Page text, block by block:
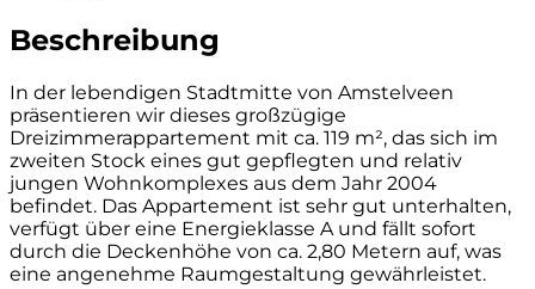
Beschreibung
In der lebendigen Stadtmitte von Amstelveen
präsentieren wir dieses großzügige
Dreizimmerappartement mit ca. 119 m², das sich im
zweiten Stock eines gut gepflegten und relativ
jungen Wohnkomplexes aus dem Jahr 2004
befindet. Das Appartement ist sehr gut unterhalten,
verfügt über eine Energieklasse A und fällt sofort
durch die Deckenhöhe von ca. 2,80 Metern auf, was
eine angenehme Raumgestaltung gewährleistet.